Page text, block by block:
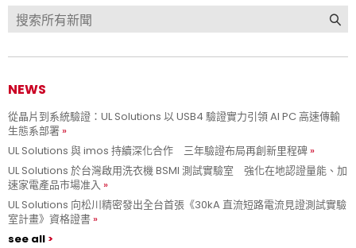
NEWS
從晶片到系統驗證：UL Solutions 以 USB4 驗證實力引領 AI PC 高速傳輸
生態系部署
UL Solutions 與 imos 持續深化合作 三年驗證布局再創新里程碑
UL Solutions 於台灣啟用洗衣機 BSMI 測試實驗室 強化在地認證量能、加
速家電產品市場准入
UL Solutions 向松川精密發出全台首張《30kA 直流短路電流見證測試實驗
室計畫》資格證書
see all